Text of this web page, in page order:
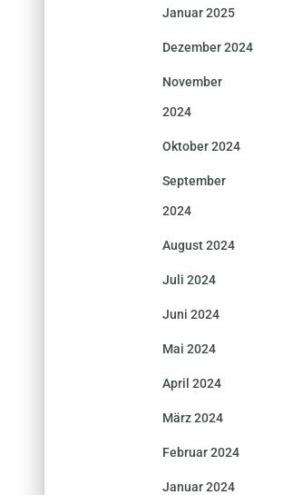
Januar 2025
Dezember 2024
November
2024
Oktober 2024
September
2024
August 2024
Juli 2024
Juni 2024
Mai 2024
April 2024
März 2024
Februar 2024
Januar 2024